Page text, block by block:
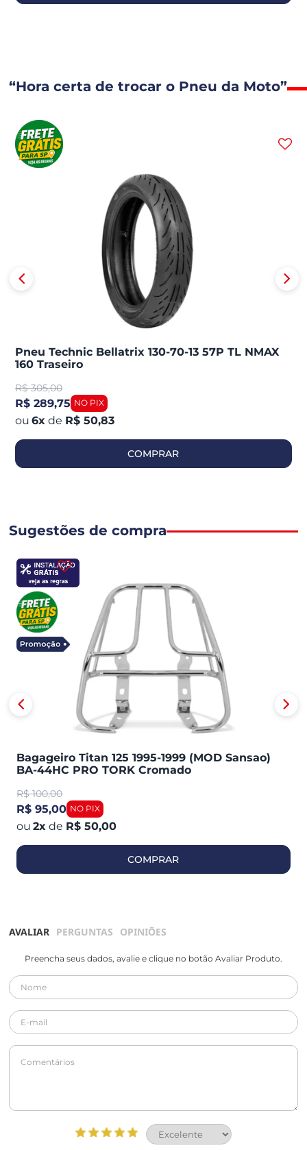
“Hora certa de trocar o Pneu da Moto”
Pneu Technic Bellatrix 130-70-13 57P TL NMAX
160 Traseiro
R$ 305,00
R$ 289,75
6x de R$ 50,83
COMPRAR
Sugestões de compra
Bagageiro Titan 125 1995-1999 (MOD Sansao)
BA-44HC PRO TORK Cromado
R$ 100,00
R$ 95,00
2x de R$ 50,00
COMPRAR
AVALIAR PERGUNTAS OPINIÕES
Preencha seus dados, avalie e clique no botão Avaliar Produto.